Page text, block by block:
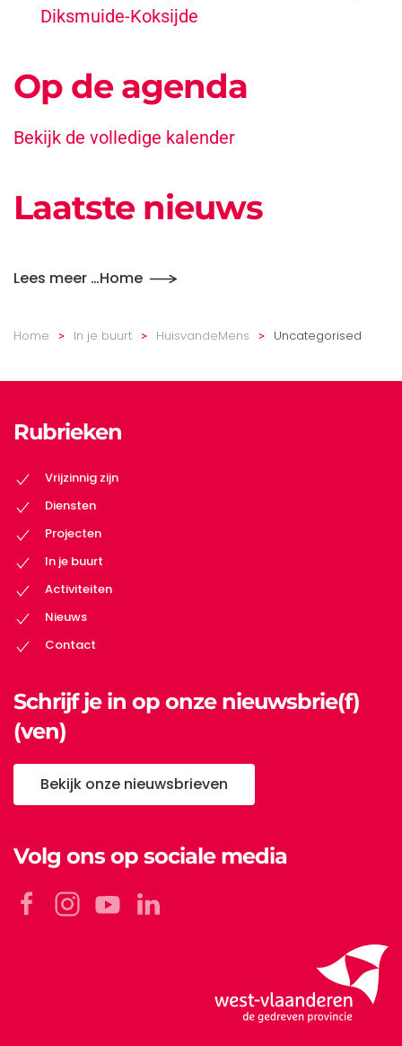
Diksmuide-Koksijde
Op de agenda
Bekijk de volledige kalender
Laatste nieuws
Lees meer …Home
Home In je buurt HuisvandeMens Uncategorised
Rubrieken
Vrijzinnig zijn
Diensten
Projecten
In je buurt
Activiteiten
Nieuws
Contact
Schrijf je in op onze nieuwsbrie(f)
(ven)
Bekijk onze nieuwsbrieven
Volg ons op sociale media